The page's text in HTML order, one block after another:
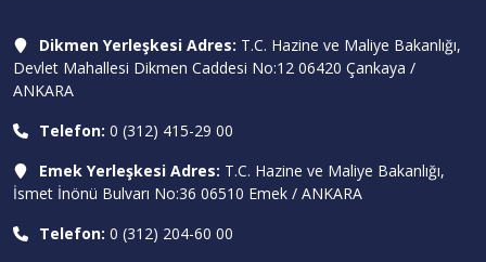
Dikmen Yerleşkesi Adres: T.C. Hazine ve Maliye Bakanlığı,
Devlet Mahallesi Dikmen Caddesi No:12 06420 Çankaya /
ANKARA
Telefon: 0 (312) 415-29 00
Emek Yerleşkesi Adres: T.C. Hazine ve Maliye Bakanlığı,
İsmet İnönü Bulvarı No:36 06510 Emek / ANKARA
Telefon: 0 (312) 204-60 00